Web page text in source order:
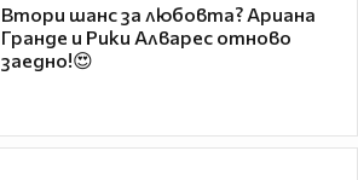
Втори шанс за любовта? Ариана
Гранде и Рики Алварес отново
заедно!😍